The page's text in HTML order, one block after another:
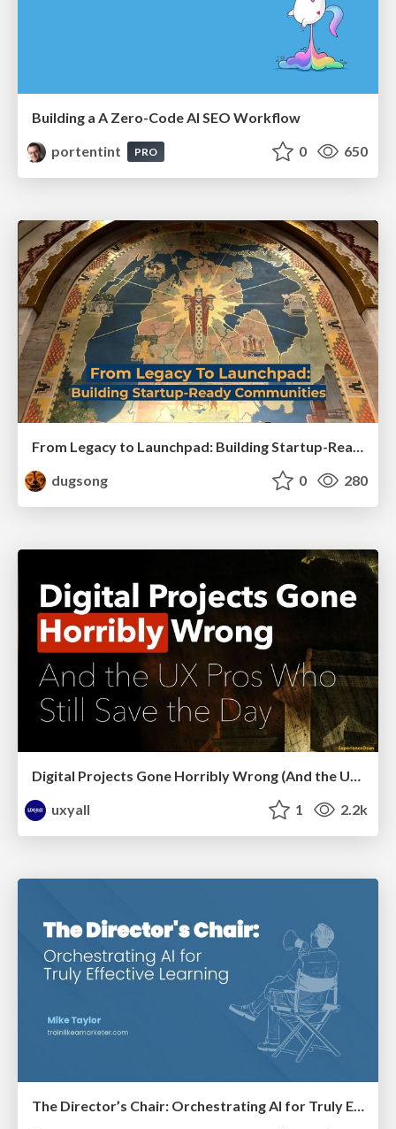
Building a A Zero-Code AI SEO Workflow
portentint
PRO 0 650
From Legacy to Launchpad: Building Startup-Ready Communities
dugsong
0 280
Digital Projects Gone Horribly Wrong (And the UX Pros Who Still Save the Day) - Dean Schuster
uxyall
1 2.2k
The Director’s Chair: Orchestrating AI for Truly Effective Learning